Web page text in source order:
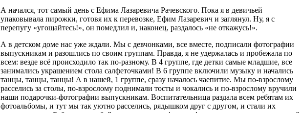
А начался, тот самый день с Ефима Лазаревича Рачевского. Пока я в девичьей
упаковывала пирожки, готовя их к перевозке, Ефим Лазаревич и заглянул. Ну, я с
перепугу «угощайтесь!», он помедлил и, наконец, раздалось «не откажусь!».
А в детском доме нас уже ждали. Мы с девчонками, все вместе, подписали фотографии
выпускникам и разошлись по своим группам. Правда, я не удержалась и пробежала по
всем: везде всё происходило так по-разному. В 4 группе, где детки самые младшие, все
занимались украшением стола салфеточками! В 6 группе включили музыку и начались
танцы, танцы, танцы! А в нашей, 1 группе, сразу началось чаепитие. Мы по-взрослому
расселись за столы, по-взрослому поднимали тосты и чокались и по-взрослому вручили
наши подарочки-фотографии выпускникам. Воспитательница раздала всем ребятам их
фотоальбомы, и тут мы так уютно расселись, рядышком друг с другом, и стали их